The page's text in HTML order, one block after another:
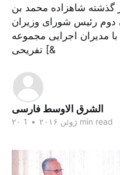
گذشته شاهزاده محمد بن
دوم رئیس شورای وزیران
مدیران اجرایی مجموعه
تفریحی [&
الشرق الاوسط فارسی
۲۰ ژوئن ۲۰۱۶ • 1 min read